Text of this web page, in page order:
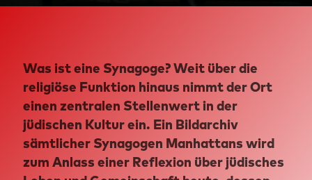
Was ist eine Synagoge? Weit über die
religiöse Funktion hinaus nimmt der Ort
einen zentralen Stellenwert in der
jüdischen Kultur ein. Ein Bildarchiv
sämtlicher Synagogen Manhattans wird
zum Anlass einer Reflexion über jüdisches